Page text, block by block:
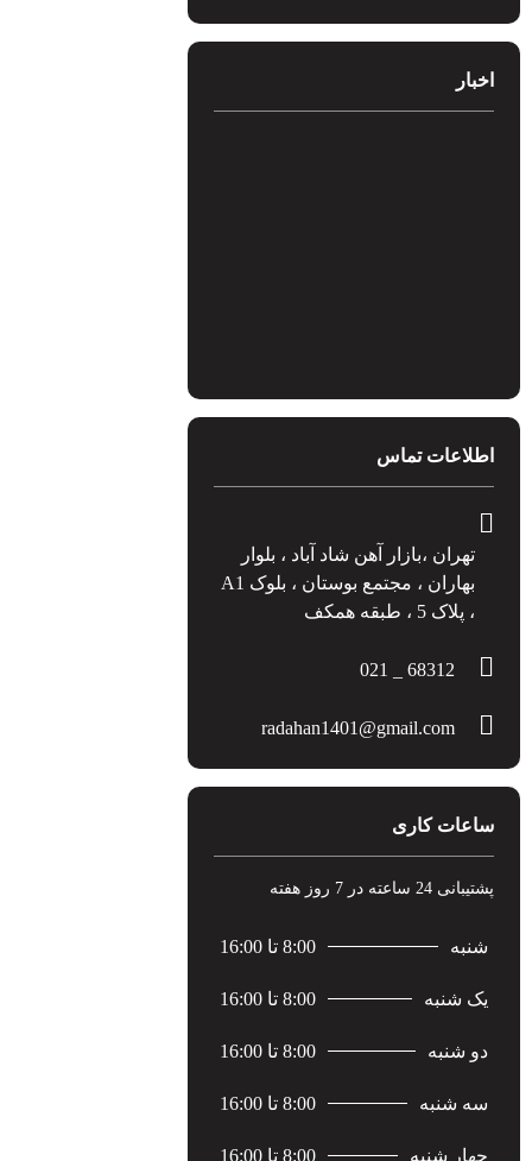
تماس
،بازار آهن شاد آباد ، بلوار
بهاران ، مجتمع بوستان ، بلوک A1
radahan1401@gmail.com
کاری
8:00 تا 16:00
8:00 تا 16:00
8:00 تا 16:00
8:00 تا 16:00
شنبه 8:00 تا 16:00